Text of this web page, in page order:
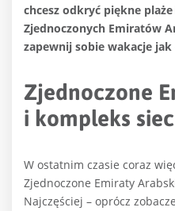
chcesz odkryć piękne
Zjednoczonych Emiratów
zapewnij sobie wakacje jak
Zjednoczone
i kompleks
W ostatnim czasie coraz
Zjednoczone Emiraty
Najczęściej – oprócz